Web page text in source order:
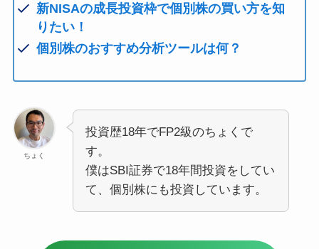
新NISAの成長投資枠で個別株の買い方を知
りたい！
個別株のおすすめ分析ツールは何？
ちょく
投資歴18年でFP2級のちょくで
す。
僕はSBI証券で18年間投資をしてい
て、個別株にも投資しています。